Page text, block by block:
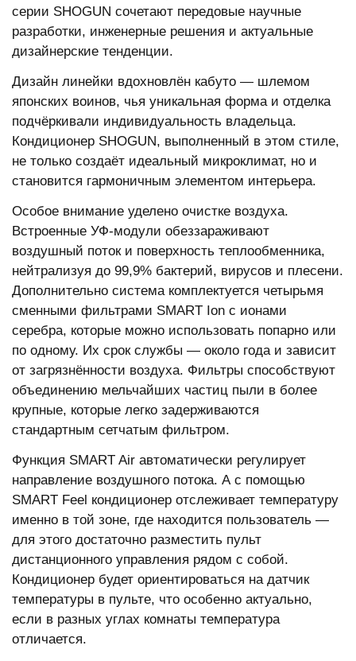
серии SHOGUN сочетают передовые научные
разработки, инженерные решения и актуальные
дизайнерские тенденции.
Дизайн линейки вдохновлён кабуто — шлемом
японских воинов, чья уникальная форма и отделка
подчёркивали индивидуальность владельца.
Кондиционер SHOGUN, выполненный в этом стиле,
не только создаёт идеальный микроклимат, но и
становится гармоничным элементом интерьера.
Особое внимание уделено очистке воздуха.
Встроенные УФ-модули обеззараживают
воздушный поток и поверхность теплообменника,
нейтрализуя до 99,9% бактерий, вирусов и плесени.
Дополнительно система комплектуется четырьмя
сменными фильтрами SMART Ion с ионами
серебра, которые можно использовать попарно или
по одному. Их срок службы — около года и зависит
от загрязнённости воздуха. Фильтры способствуют
объединению мельчайших частиц пыли в более
крупные, которые легко задерживаются
стандартным сетчатым фильтром.
Функция SMART Air автоматически регулирует
направление воздушного потока. А с помощью
SMART Feel кондиционер отслеживает температуру
именно в той зоне, где находится пользователь —
для этого достаточно разместить пульт
дистанционного управления рядом с собой.
Кондиционер будет ориентироваться на датчик
температуры в пульте, что особенно актуально,
если в разных углах комнаты температура
отличается.